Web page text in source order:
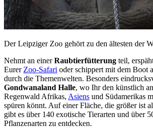
Der Leipziger Zoo gehört zu den ältesten der
Nehmt an einerRaubtierfütterung teil,
Eurer Zoo-Safari oder schippert mit dem Boot
durch die Themenwelten. Besonders
Gondwanaland Halle, wo Ihr den künstlich
Regenwald Afrikas, Asiens und Südamerikas
spüren könnt. Auf einer Fläche, die größer ist
gibt es über 140 exotische Tierarten und über
Pflanzenarten zu entdecken.